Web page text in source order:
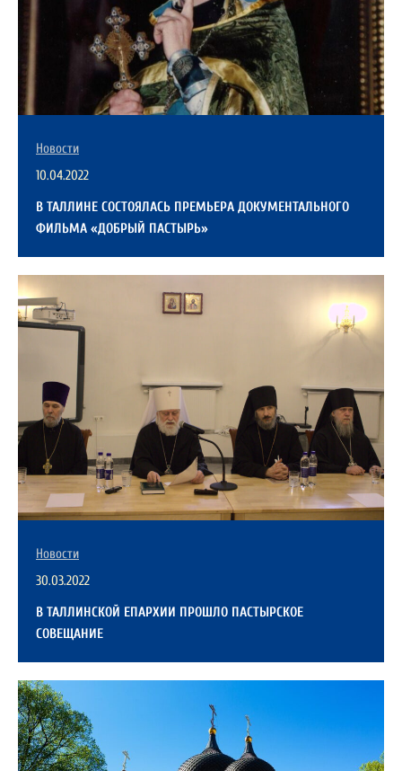
Новости
10.04.2022
В ТАЛЛИНЕ СОСТОЯЛАСЬ ПРЕМЬЕРА ДОКУМЕНТАЛЬНОГО
ФИЛЬМА «ДОБРЫЙ ПАСТЫРЬ»
Новости
30.03.2022
В ТАЛЛИНСКОЙ ЕПАРХИИ ПРОШЛО ПАСТЫРСКОЕ
СОВЕЩАНИЕ